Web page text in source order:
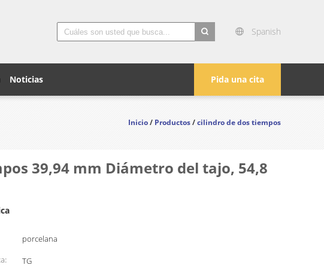
Spanish
Pida una cita
Noticias
Inicio/Productos/cilindro de dos tiempos
39,94 mm Diámetro del tajo, 54,8
porcelana
TG